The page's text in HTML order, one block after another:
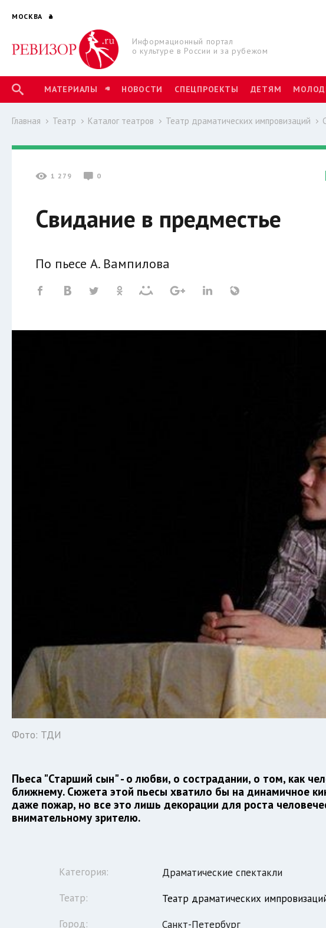
МОСКВА
Информационный портал
о культуре в России и за рубежом
МАТЕРИАЛЫ НОВОСТИ СПЕЦПРОЕКТЫ ДЕТЯМ
Главная Театр Каталог театров Театр драматических импровизаций
1 279 0
Свидание в предместье
По пьесе А. Вампилова
Фото: ТДИ
Пьеса "Старший сын" - о любви, о сострадании, о том, как
ближнему. Сюжета этой пьесы хватило бы на динамичное
даже пожар, но все это лишь декорации для роста
внимательному зрителю.
Категория:
Драматические спектакли
Театр:
Театр драматических
Город:
Санкт-Петербург